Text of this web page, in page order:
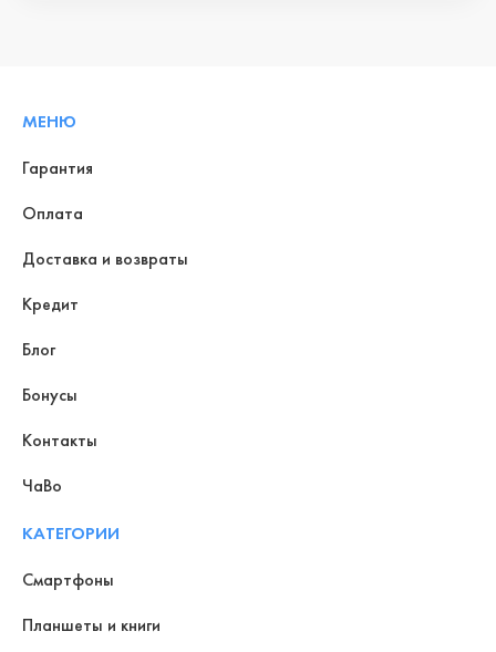
МЕНЮ
Гарантия
Оплата
Доставка и возвраты
Кредит
Блог
Бонусы
Контакты
ЧаВо
КАТЕГОРИИ
Смартфоны
Планшеты и книги